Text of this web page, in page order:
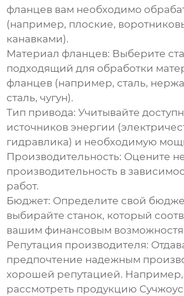
фланцев вам необходимо
(например, плоские,
канавками).
Материал фланцев: Выберите
подходящий для обработки
фланцев (например, сталь,
сталь, чугун).
Тип привода: Учитывайте
источников энергии
гидравлика) и необходимую
Производительность: Оцените
производительность в
работ.
Бюджет: Определите свой
выбирайте станок, который
вашим финансовым
Репутация производителя:
предпочтение надежным
хорошей репутацией.
рассмотреть продукцию